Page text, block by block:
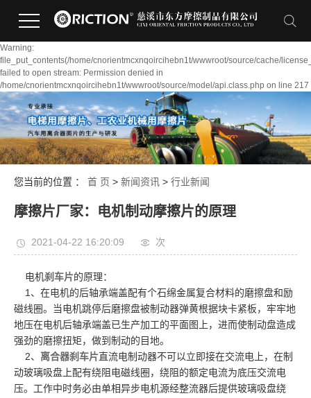
Warning:
file_put_contents(/home/cnorientmcxnqoircihebn1t/wwwroot/source/cache/
failed to open stream: Permission denied in
/home/cnorientmcxnqoircihebn1t/wwwroot/source/model/api.class.php on line 217
您当前的位置 ： 首 页 > 新闻资讯 > 行业新闻
摩擦片厂家：电机制动摩擦片的原理
2021-04-22 16:20:09 次
电机刹车片的原理：
1、在电机的后轴承端盖配有个石绵金属复合材料的磨擦盘和励
磁线圈。当电机跳停后磨擦盘被制动器弹黄根据块卡紧板，牢牢地
地压在电机后轴承端盖已生产加工的平面图上，进而使制动盘造成
强劲的磨擦扭矩，做到制动的目地。
2、 离合器刹车片直流电制动器不可以立即接在交流电上，在制
动玻璃吸盘上配有绕阻电磁线圈，绕阻的额定电流为底压交流电
压。工作中时务必由单相异步电机源经整流器后提供玻璃吸盘绕